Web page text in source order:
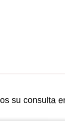
su consulta